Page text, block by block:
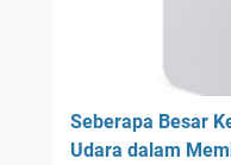
p
s
Seberapa Besar
Udara dalam